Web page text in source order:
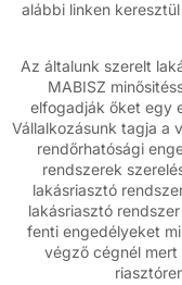
alábbi linken
Az általunk szerelt
MABISZ
elfogadják őket egy
Vállalkozásunk tagja a
rendőrhatósági
rendszerek
lakásriasztó
lakásriasztó
fenti engedélyeket
végző cégnél mert